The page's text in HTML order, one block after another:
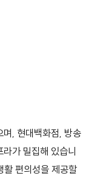
, 현대백화점, 방송
가 밀집해 있습니
활 편의성을 제공할